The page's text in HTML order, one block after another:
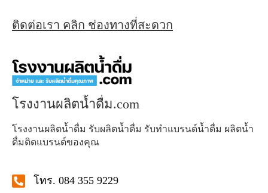
ติดต่อเรา คลิก ช่องทางที่สะดวก
โรงงานผลิตน้ำดื่ม.com
โรงงานผลิตน้ำดื่ม รับผลิตน้ำดื่ม รับทำแบรนด์น้ำดื่ม ผลิตน้ำ
ดื่มติดแบรนด์ของคุณ
โทร. 084 355 9229